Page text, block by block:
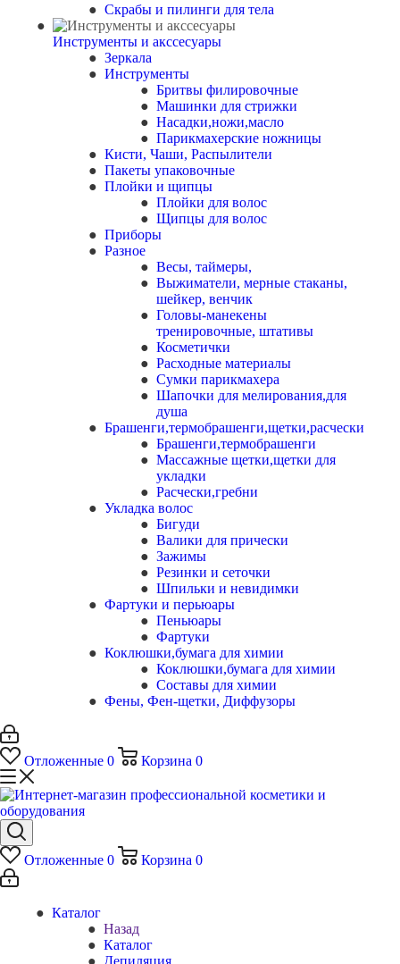
Скрабы и пилинги для тела
Инструменты и акссесуары
Зеркала
Инструменты
Бритвы филировочные
Машинки для стрижки
Насадки,ножи,масло
Парикмахерские ножницы
Кисти, Чаши, Распылители
Пакеты упаковочные
Плойки и щипцы
Плойки для волос
Щипцы для волос
Приборы
Разное
Весы, таймеры,
Выжиматели, мерные стаканы,
шейкер, венчик
Головы-манекены
тренировочные, штативы
Косметички
Расходные материалы
Сумки парикмахера
Шапочки для мелирования,для
душа
Брашенги,термобрашенги,щетки,расчески
Брашенги,термобрашенги
Массажные щетки,щетки для
укладки
Расчески,гребни
Укладка волос
Бигуди
Валики для прически
Зажимы
Резинки и сеточки
Шпильки и невидимки
Фартуки и перьюары
Пеньюары
Фартуки
Коклюшки,бумага для химии
Коклюшки,бумага для химии
Составы для химии
Фены, Фен-щетки, Диффузоры
Отложенные 0 Корзина 0
Отложенные 0 Корзина 0
Каталог
Назад
Каталог
Депиляция